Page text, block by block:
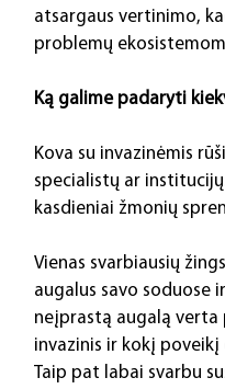
atsargaus vertinimo,
problemų
Ką galime padaryti
Kova su invazinėmis
specialistų ar
kasdieniai žmonių
Vienas svarbiausių
augalus savo soduose
neįprastą augalą verta
invazinis ir kokį
Taip pat labai svarbu